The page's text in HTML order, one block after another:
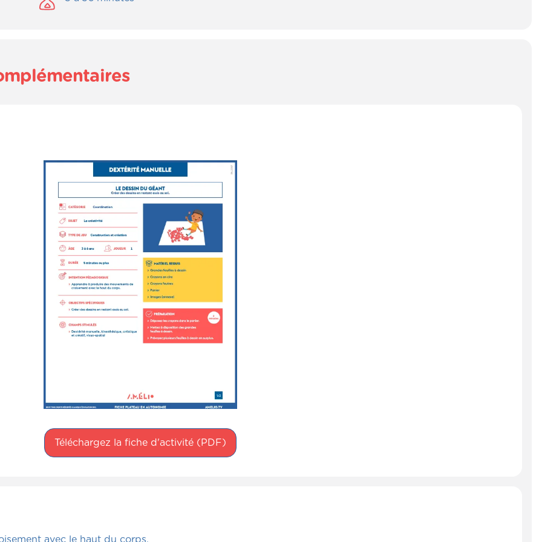
Téléchargez la fiche d'activité (PDF)
avec le haut du corps.